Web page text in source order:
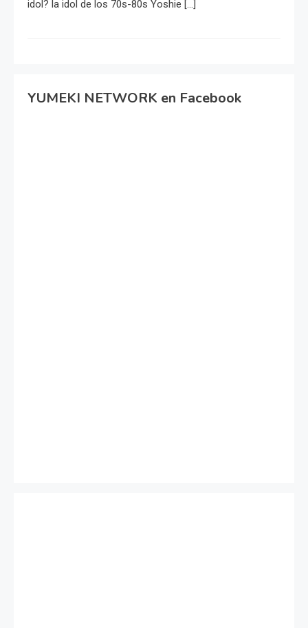
idol? la idol de los 70s-80s Yoshie […]
YUMEKI NETWORK en Facebook